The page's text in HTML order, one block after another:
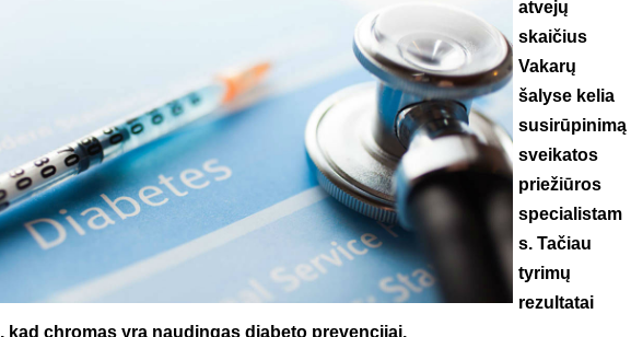
atvejų
skaičius
Vakarų
šalyse kelia
susirūpinimą
sveikatos
priežiūros
specialistam
s. Tačiau
tyrimų
rezultatai
kad chromas yra naudingas diabeto prevencijai.